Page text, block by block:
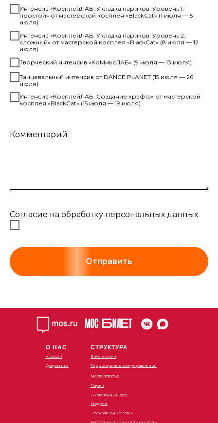
Интенсив «КосплейЛАБ. Укладка париков. Уровень 1:
простой» от мастерской косплея «BlackCat» (1 июля — 5
июля)
Интенсив «КосплейЛАБ. Укладка париков. Уровень 2:
сложный» от мастерской косплея «BlackCat» (8 июля — 12
июля)
Творческий интенсив «КоМиксЛАБ» (9 июля — 13 июля)
Танцевальный интенсив от DANCE PLANET (15 июля — 26
июля)
Интенсив «КосплейЛАБ. Создание крафта» от мастерской
косплея «BlackCat» (15 июля — 19 июля)
Комментарий
Согласие на обработку персональных данных
Отправить
О НАС
Новости
Документы
СТРУКТУРА
Библиотеки
Территориальные управления
Места встречи
Парки
Выставочный зал
Модули
Тренажёрные залы
Бассейны и зоны отдыха у воды